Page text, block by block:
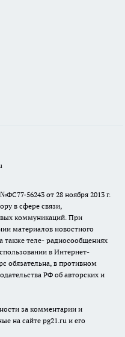
56243 от 28 ноября 2013 г.
в сфере связи,
коммуникаций. При
материалов новостного
также теле- радиосообщениях
в Интернет-
обязательна, в противном
РФ об авторских и
за комментарии и
на сайте pg21.ru и его